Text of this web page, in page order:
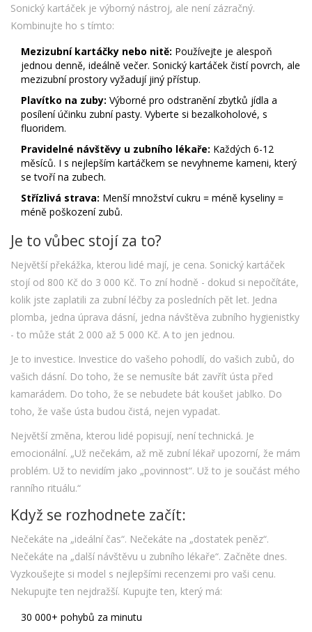
Sonický kartáček je výborný nástroj, ale není zázračný.
Kombinujte ho s tímto:
Mezizubní kartáčky nebo nitě: Používejte je alespoň
jednou denně, ideálně večer. Sonický kartáček čistí povrch, ale
mezizubní prostory vyžadují jiný přístup.
Plavítko na zuby: Výborné pro odstranění zbytků jídla a
posílení účinku zubní pasty. Vyberte si bezalkoholové, s
fluoridem.
Pravidelné návštěvy u zubního lékaře: Každých 6-12
měsíců. I s nejlepším kartáčkem se nevyhneme kameni, který
se tvoří na zubech.
Střízlivá strava: Menší množství cukru = méně kyseliny =
méně poškození zubů.
Je to vůbec stojí za to?
Největší překážka, kterou lidé mají, je cena. Sonický kartáček
stojí od 800 Kč do 3 000 Kč. To zní hodně - dokud si nepočítáte,
kolik jste zaplatili za zubní léčby za posledních pět let. Jedna
plomba, jedna úprava dásní, jedna návštěva zubního hygienistky
- to může stát 2 000 až 5 000 Kč. A to jen jednou.
Je to investice. Investice do vašeho pohodlí, do vašich zubů, do
vašich dásní. Do toho, že se nemusíte bát zavřít ústa před
kamarádem. Do toho, že se nebudete bát koušet jablko. Do
toho, že vaše ústa budou čistá, nejen vypadat.
Největší změna, kterou lidé popisují, není technická. Je
emocionální. „Už nečekám, až mě zubní lékař upozorní, že mám
problém. Už to nevidím jako „povinnost“. Už to je součást mého
ranního rituálu.“
Když se rozhodnete začít:
Nečekáte na „ideální čas“. Nečekáte na „dostatek peněz“.
Nečekáte na „další návštěvu u zubního lékaře“. Začněte dnes.
Vyzkoušejte si model s nejlepšími recenzemi pro vaši cenu.
Nekupujte ten nejdražší. Kupujte ten, který má:
30 000+ pohybů za minutu